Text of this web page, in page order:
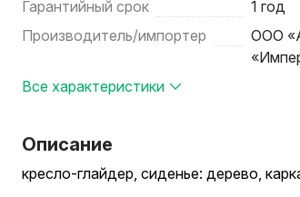
Гарантийный срок
1 год
Производитель/импортер
ООО
Все характеристики
Описание
кресло-глайдер, сиденье: дерево,